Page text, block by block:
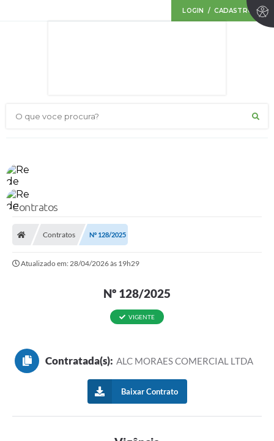
LOGIN / CADASTRO
O que voce procura?
Contratos
Contratos Nº 128/2025
Atualizado em: 28/04/2026 às 19h29
Nº 128/2025
VIGENTE
Contratada(s): ALC MORAES COMERCIAL LTDA
Baixar Contrato